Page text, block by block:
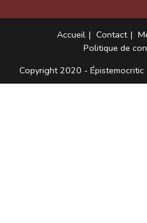
Accueil Contact
Politique de
Copyright 2020 - Épistemocritic